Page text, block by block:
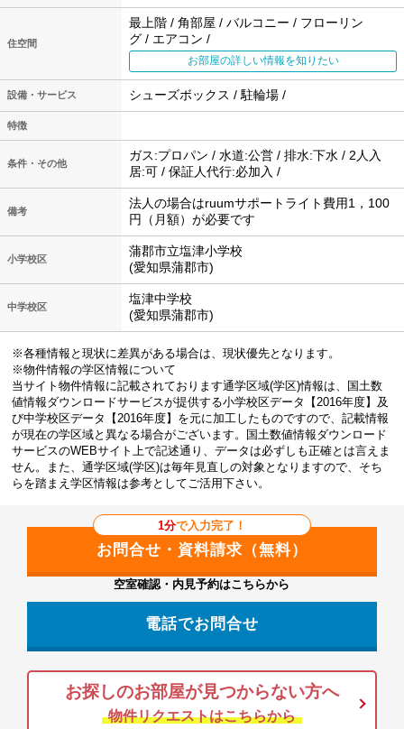
住空間
最上階 / 角部屋 / バルコニー / フローリン
グ / エアコン /
お部屋の詳しい情報を知りたい
設備・サービス シューズボックス / 駐輪場 /
特徴
条件・その他
ガス:プロパン / 水道:公営 / 排水:下水 / 2人入
居:可 / 保証人代行:必加入 /
備考
法人の場合はruumサポートライト費用1，100
円（月額）が必要です
小学校区
蒲郡市立塩津小学校
(愛知県蒲郡市)
中学校区
塩津中学校
(愛知県蒲郡市)
※各種情報と現状に差異がある場合は、現状優先となります。
※物件情報の学区情報について
当サイト物件情報に記載されております通学区域(学区)情報は、国土数
値情報ダウンロードサービスが提供する小学校区データ【2016年度】及
び中学校区データ【2016年度】を元に加工したものですので、記載情報
が現在の学区域と異なる場合がございます。国土数値情報ダウンロード
サービスのWEBサイト上で記述通り、データは必ずしも正確とは言えま
せん。また、通学区域(学区)は毎年見直しの対象となりますので、そち
らを踏まえ学区情報は参考としてご活用下さい。
1分で入力完了！
空室確認・内見予約はこちらから
電話でお問合せ
お探しのお部屋が見つからない方へ
物件リクエストはこちらから